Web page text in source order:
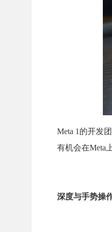
Meta 1的开发
有机会在Meta
深度与手势操